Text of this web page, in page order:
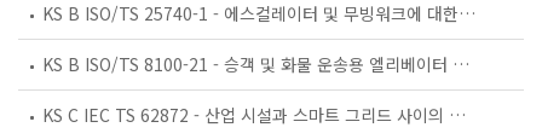
KS B ISO/TS 25740-1 - 에스컬레이터 및 무빙워크에 대한 안전요건 — 제1부: 세계공통 필수 안전요건(GESRs)
KS B ISO/TS 8100-21 - 승객 및 화물 운송용 엘리베이터 —제21부: 세계공통 필수안전요건(GESRs)을 충족하는 세계공통 안전 파라미터(GSPs)
KS C IEC TS 62872 - 산업 시설과 스마트 그리드 사이의 산업 공정 측정, 제어 및 자동화 시스템 인터페이스